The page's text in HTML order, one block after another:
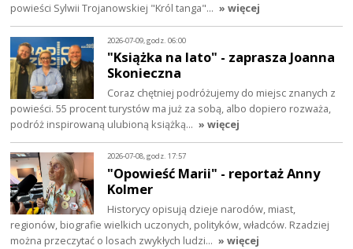
powieści Sylwii Trojanowskiej "Król tanga"… » więcej
2026-07-09, godz. 06:00
"Książka na lato" - zaprasza Joanna
Skonieczna
Coraz chętniej podróżujemy do miejsc znanych z
powieści. 55 procent turystów ma już za sobą, albo dopiero rozważa,
podróż inspirowaną ulubioną książką… » więcej
2026-07-08, godz. 17:57
"Opowieść Marii" - reportaż Anny
Kolmer
Historycy opisują dzieje narodów, miast,
regionów, biografie wielkich uczonych, polityków, władców. Rzadziej
można przeczytać o losach zwykłych ludzi… » więcej